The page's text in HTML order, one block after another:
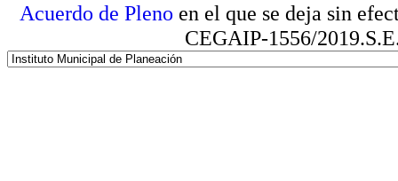
Acuerdo de Pleno en el que se deja sin
CEGAIP-1556/